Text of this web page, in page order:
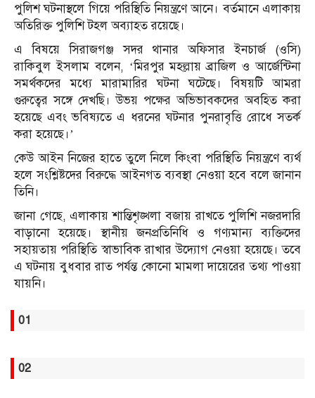
পুলিশ ঘটনাস্থলে গিয়ে পরিস্থিতি নিয়ন্ত্রণে আনে। বর্তমানে এলাকায়
অতিরিক্ত পুলিশি টহল অব্যাহত রয়েছে।
এ বিষয়ে সিরাজগঞ্জ সদর থানার অফিসার ইনচার্জ (ওসি)
রাকিবুল ইসলাম বলেন, ‘মিরপুর মহল্লায় ব্রাজিল ও আর্জেন্টিনা
সমর্থকদের মধ্যে মারামারির ঘটনা ঘটেছে। বিষয়টি আমরা
গুরুত্বের সঙ্গে দেখছি। উভয় পক্ষের অভিভাবকদের অবহিত করা
হয়েছে এবং ভবিষ্যতে এ ধরনের ঘটনার পুনরাবৃত্তি রোধে সতর্ক
করা হয়েছে।’
কেউ আইন নিজের হাতে তুলে নিলে কিংবা পরিস্থিতি নিয়ন্ত্রণে ব্যর্থ
হলে সংশ্লিষ্টদের বিরুদ্ধে আইনগত ব্যবস্থা নেওয়া হবে বলে জানান
তিনি।
জানা গেছে, এলাকায় শান্তিশৃঙ্খলা বজায় রাখতে পুলিশি নজরদারি
বাড়ানো হয়েছে। স্থানীয় জনপ্রতিনিধি ও গণ্যমান্য ব্যক্তিদের
সহায়তায় পরিস্থিতি স্বাভাবিক রাখার উদ্যোগ নেওয়া হয়েছে। তবে
এ ঘটনায় বুধবার রাত পর্যন্ত কোনো মামলা দায়েরের তথ্য পাওয়া
যায়নি।
01
02